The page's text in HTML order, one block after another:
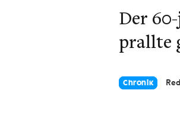
Der
prallte
Chronik